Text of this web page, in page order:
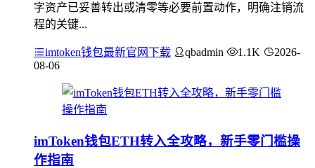
字资产已妥善转出或清零等必要前置动作，明确注销流
程的关键...
imtoken钱包最新官网下载 qbadmin 1.1K
2026-
08-06
imToken钱包ETH转入全攻略，新手零门槛操
作指南